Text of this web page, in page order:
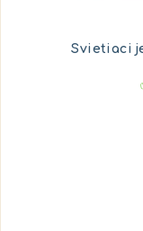
Svietiaci